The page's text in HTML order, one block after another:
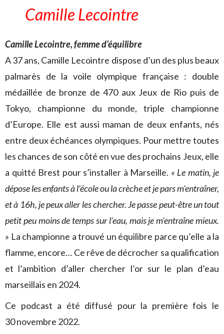
Camille Lecointre
Camille Lecointre, femme d’équilibre
A 37 ans, Camille Lecointre dispose d’un des plus beaux
palmarès de la voile olympique française : double
médaillée de bronze de 470 aux Jeux de Rio puis de
Tokyo, championne du monde, triple championne
d’Europe. Elle est aussi maman de deux enfants, nés
entre deux échéances olympiques. Pour mettre toutes
les chances de son côté en vue des prochains Jeux, elle
a quitté Brest pour s’installer à Marseille. « Le matin, je
dépose les enfants à l’école ou la crèche et je pars m’entraîner,
et à 16h, je peux aller les chercher. Je passe peut-être un tout
petit peu moins de temps sur l’eau, mais je m’entraîne mieux.
» La championne a trouvé un équilibre parce qu’elle a la
flamme, encore… Ce rêve de décrocher sa qualification
et l’ambition d’aller chercher l’or sur le plan d’eau
marseillais en 2024.
Ce podcast a été diffusé pour la première fois le
30 novembre 2022.